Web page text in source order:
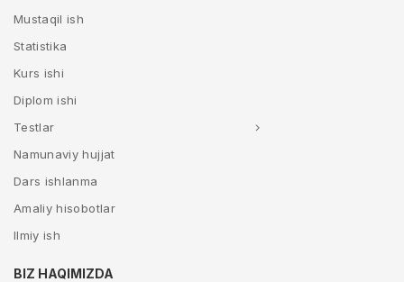
Mustaqil ish
Statistika
Kurs ishi
Diplom ishi
Testlar
Namunaviy hujjat
Dars ishlanma
Amaliy hisobotlar
Ilmiy ish
BIZ HAQIMIZDA